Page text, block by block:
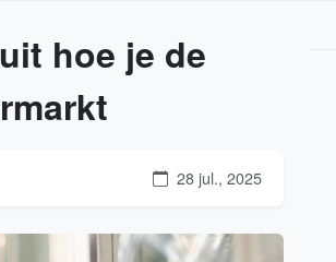
hoe je de
28 jul., 2025